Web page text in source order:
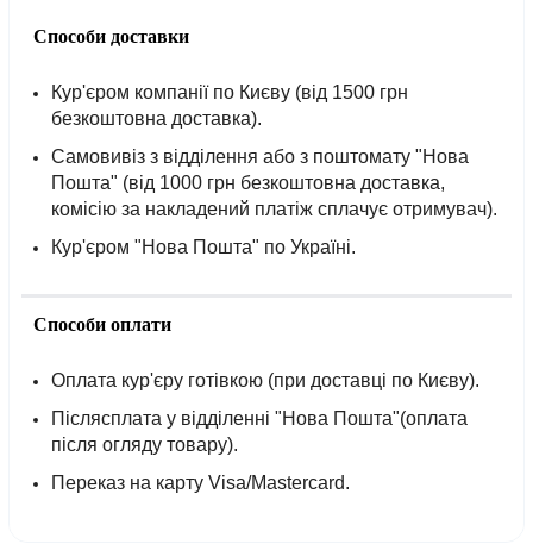
Способи доставки
Кур'єром компанії по Києву (від 1500 грн
безкоштовна доставка).
Самовивіз з відділення або з поштомату "Нова
Пошта" (від 1000 грн безкоштовна доставка,
комісію за накладений платіж сплачує отримувач).
Кур'єром "Нова Пошта" по Україні.
Способи оплати
Оплата кур'єру готівкою (при доставці по Києву).
Післясплата у відділенні "Нова Пошта"(оплата
після огляду товару).
Переказ на карту Visa/Mastercard.